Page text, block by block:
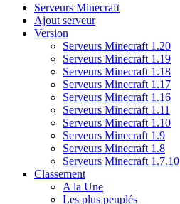
Serveurs Minecraft
Ajout serveur
Version
Serveurs Minecraft 1.20
Serveurs Minecraft 1.19
Serveurs Minecraft 1.18
Serveurs Minecraft 1.17
Serveurs Minecraft 1.16
Serveurs Minecraft 1.11
Serveurs Minecraft 1.10
Serveurs Minecraft 1.9
Serveurs Minecraft 1.8
Serveurs Minecraft 1.7.10
Classement
A la Une
Les plus peuplés